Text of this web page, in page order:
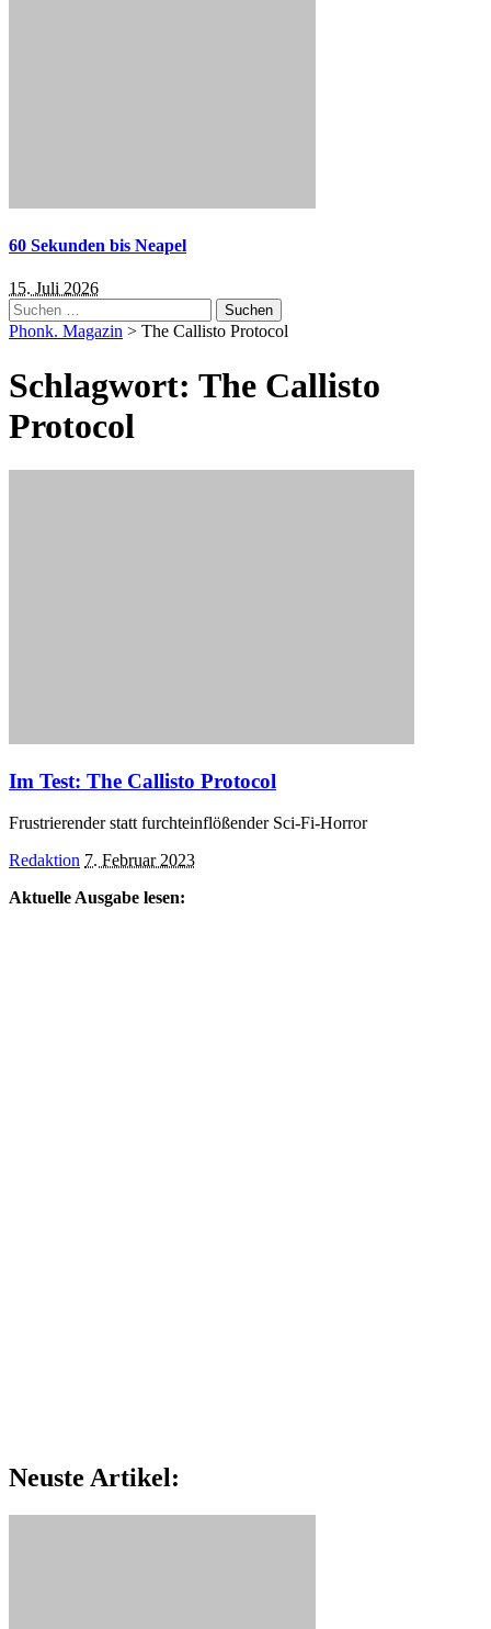
60 Sekunden bis Neapel
15. Juli 2026
Suchen
nach:
Phonk. Magazin > The Callisto Protocol
Schlagwort: The Callisto
Protocol
Im Test: The Callisto Protocol
Frustrierender statt furchteinflößender Sci-Fi-Horror
Posted
Redaktion 7. Februar 2023
Aktuelle Ausgabe lesen:
Neuste Artikel: